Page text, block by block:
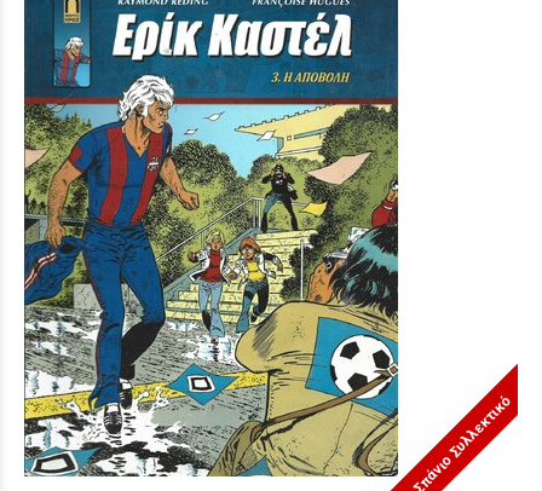
Σπάνιο Συλλεκτικό